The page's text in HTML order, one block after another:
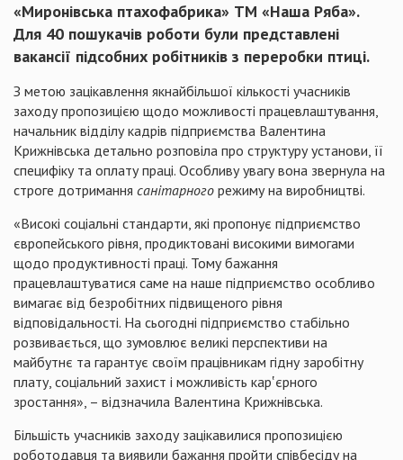
«Миронівська птахофабрика» ТМ «Наша Ряба».
Для 40 пошукачів роботи були представлені
вакансії підсобних робітників з переробки птиці.
З метою зацікавлення якнайбільшої кількості учасників
заходупропозицією щодо можливості працевлаштування,
начальник відділу кадрів підприємства Валентина
Крижнівська детально розповіла про структуру установи, її
специфікута оплату праці. Особливу увагувона звернула на
строге дотримання санітарного режиму на виробництві.
«Високі соціальні стандарти, які пропонує підприємство
європейського рівня, продиктовані високими вимогами
щодо продуктивності праці. Томубажання
працевлаштуватися саме на наше підприємство особливо
вимагає від безробітних підвищеного рівня
відповідальності. На сьогодні підприємство стабільно
розвивається, що зумовлює великі перспективи на
майбутнє та гарантує своїм працівникам гідну заробітну
плату, соціальний захист і можливість кар‛єрного
зростання», – відзначила Валентина Крижнівська.
Більшість учасників заходу зацікавилися пропозицією
роботодавця та виявили бажання пройти співбесідуна